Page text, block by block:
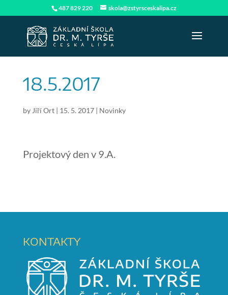
487 829 220 skola@zstyrsceskalipa.cz
18.5.2017
by Jiří Ort| 15. 5. 2017| Novinky
Projektový den v 9.A.
KONTAKTY